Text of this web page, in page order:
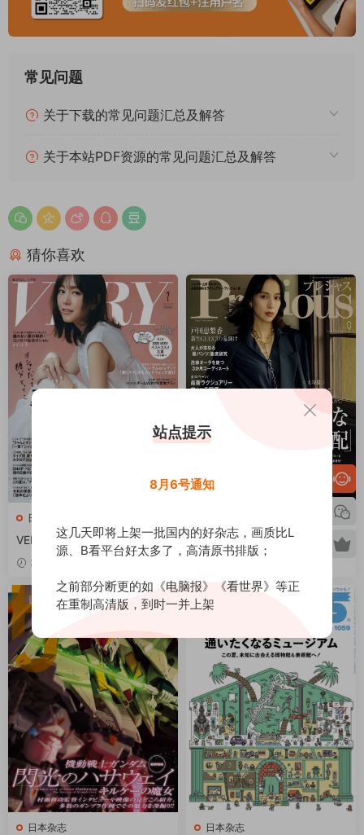
常见问题
关于下载的常见问题汇总及解答
关于本站PDF资源的常见问题汇总及解答
猜你喜欢
日本杂志
VERY 2026全年1-12月共12期
PDF ヴエリィ
3小时前
Precious 2026全年1-12月共1
2期 PDF
日本杂志 日本杂志
站点提示
8月6号通知
这几天即将上架一批国内的好杂志，画质比L
源、B看平台好太多了，高清原书排版；
之前部分断更的如《电脑报》《看世界》等正
在重制高清版，到时一并上架